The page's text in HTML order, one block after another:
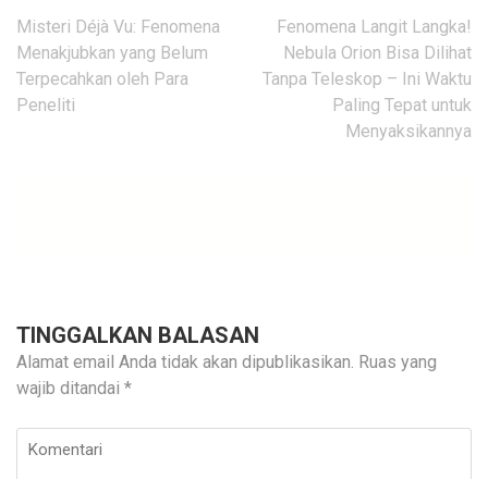
Navigasi
pos
Misteri Déjà Vu: Fenomena
Menakjubkan yang Belum
Terpecahkan oleh Para
Peneliti
Fenomena Langit Langka!
Nebula Orion Bisa Dilihat
Tanpa Teleskop – Ini Waktu
Paling Tepat untuk
Menyaksikannya
TINGGALKAN BALASAN
Alamat email Anda tidak akan dipublikasikan. Ruas yang
wajib ditandai *
Komentari